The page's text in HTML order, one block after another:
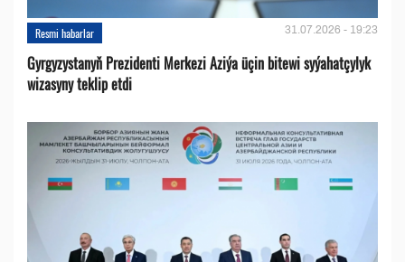
Resmi habarlar 31.07.2026 - 19:23
Gyrgyzystanyň Prezidenti Merkezi Aziýa üçin bitewi syýahatçylyk
wizasyny teklip etdi